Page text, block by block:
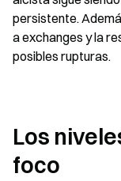
persistente.
a exchanges y la
posibles rupturas.
Los
foco